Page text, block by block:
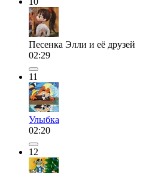
Песенка Элли и её друзей
02:29
11
Улыбка
02:20
12